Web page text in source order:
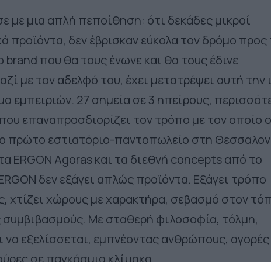
με μια απλή πεποίθηση: ότι δεκάδες μικροί
προϊόντα, δεν έβρισκαν εύκολα τον δρόμο προς
brand που θα τους ένωνε και θα τους έδινε
με τον αδελφό του, έχει μετατρέψει αυτή την
εμπειριών. 27 σημεία σε 3 ηπείρους,
επαναπροσδιορίζει τον τρόπο με τον οποίο ο
πρώτο εστιατόριο-παντοπωλείο στη
ERGON Agoras και τα διεθνή concepts από το
δεν εξάγει απλώς προϊόντα. Εξάγει τρόπο
χτίζει χώρους με χαρακτήρα, σεβασμό στον
Με σταθερή φιλοσοφία, τόλμη,
να εξελίσσεται, εμπνέοντας ανθρώπους, αγορές